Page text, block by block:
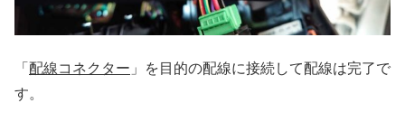
「 配線コネクター 」を目的の配線に接続して配線は完了で
す。